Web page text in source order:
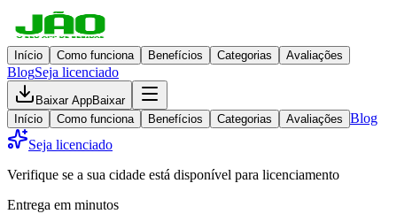
Início Como funciona Benefícios Categorias Avaliações
BlogSeja licenciado
Baixar AppBaixar
Início
Como funciona Benefícios Categorias Avaliações Blog
Seja licenciado
Verifique se a sua cidade está disponível para licenciamento
Entrega em minutos